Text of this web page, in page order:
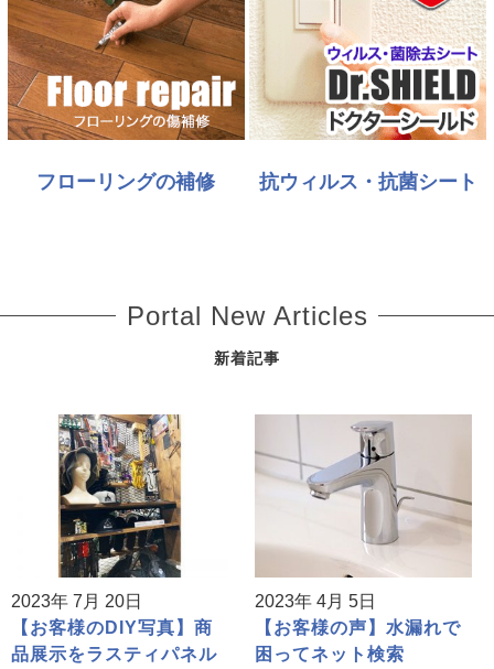
フローリングの補修 抗ウィルス・抗菌シート
Portal New Articles
新着記事
2023年 7月 20日
【お客様のDIY写真】商
品展示をラスティパネル
2023年 4月 5日
【お客様の声】水漏れで
困ってネット検索